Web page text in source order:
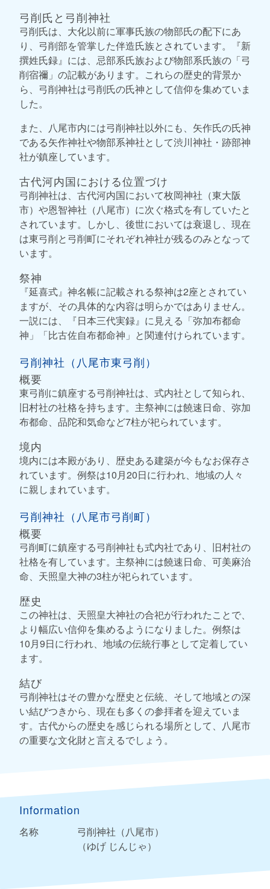
弓削氏と弓削神社
弓削氏は、大化以前に軍事氏族の物部氏の配下にあ
り、弓削部を管掌した伴造氏族とされています。『新
撰姓氏録』には、忌部系氏族および物部系氏族の「弓
削宿禰」の記載があります。これらの歴史的背景か
ら、弓削神社は弓削氏の氏神として信仰を集めていま
した。
また、八尾市内には弓削神社以外にも、矢作氏の氏神
である矢作神社や物部系神社として渋川神社・跡部神
社が鎮座しています。
古代河内国における位置づけ
弓削神社は、古代河内国において枚岡神社（東大阪
市）や恩智神社（八尾市）に次ぐ格式を有していたと
されています。しかし、後世においては衰退し、現在
は東弓削と弓削町にそれぞれ神社が残るのみとなって
います。
祭神
『延喜式』神名帳に記載される祭神は2座とされてい
ますが、その具体的な内容は明らかではありません。
一説には、『日本三代実録』に見える「弥加布都命
神」「比古佐自布都命神」と関連付けられています。
弓削神社（八尾市東弓削）
概要
東弓削に鎮座する弓削神社は、式内社として知られ、
旧村社の社格を持ちます。主祭神には饒速日命、弥加
布都命、品陀和気命など7柱が祀られています。
境内
境内には本殿があり、歴史ある建築が今もなお保存さ
れています。例祭は10月20日に行われ、地域の人々
に親しまれています。
弓削神社（八尾市弓削町）
概要
弓削町に鎮座する弓削神社も式内社であり、旧村社の
社格を有しています。主祭神には饒速日命、可美麻治
命、天照皇大神の3柱が祀られています。
歴史
この神社は、天照皇大神社の合祀が行われたことで、
より幅広い信仰を集めるようになりました。例祭は
10月9日に行われ、地域の伝統行事として定着してい
ます。
結び
弓削神社はその豊かな歴史と伝統、そして地域との深
い結びつきから、現在も多くの参拝者を迎えていま
す。古代からの歴史を感じられる場所として、八尾市
の重要な文化財と言えるでしょう。
Information
名称
弓削神社（八尾市）
（ゆげ じんじゃ）